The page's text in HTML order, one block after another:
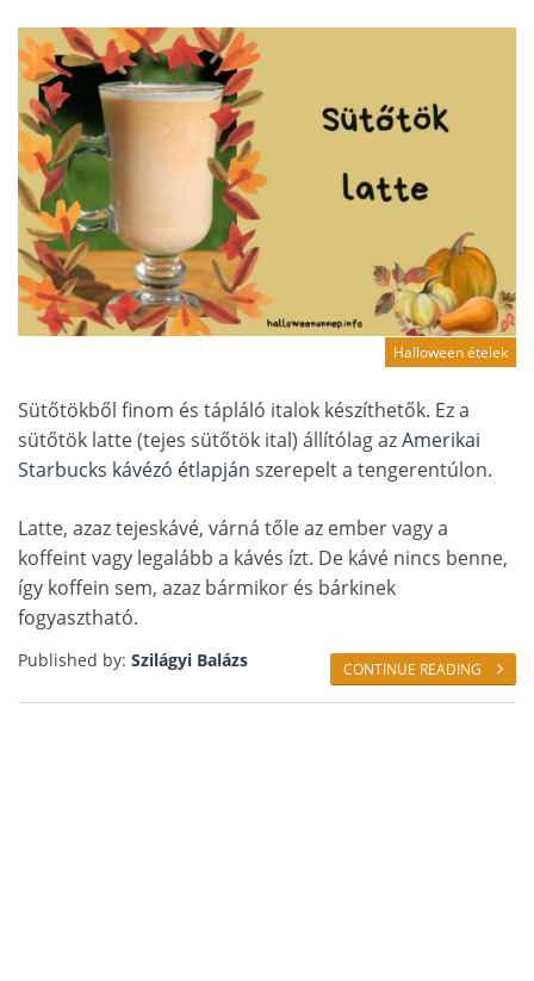
Halloween ételek
Sütőtökből finom és tápláló italok készíthetők. Ez a
sütőtök latte (tejes sütőtök ital) állítólag azAmerikai
Starbucks kávézó étlapján szerepelt a tengerentúlon.
Latte, azaz tejeskávé, várná tőle az ember vagy a
koffeint vagy legalább a kávés ízt. De kávé nincs benne,
így koffein sem, azaz bármikor és bárkinek
fogyasztható.
CONTINUE READING
Published by: Szilágyi Balázs